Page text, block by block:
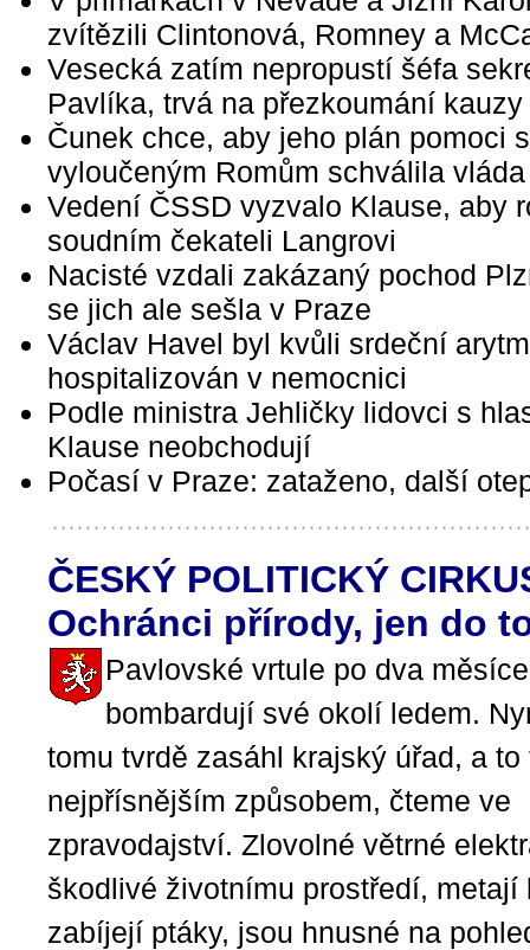
zvítězili Clintonová, Romney a
Vesecká zatím nepropustí šéfa
Pavlíka, trvá na přezkoumání kauzy
Čunek chce, aby jeho plán pomoci
vyloučeným Romům schválila vláda
Vedení ČSSD vyzvalo Klause, aby
soudním čekateli Langrovi
Nacisté vzdali zakázaný pochod
se jich ale sešla v Praze
Václav Havel byl kvůli srdeční
hospitalizován v nemocnici
Podle ministra Jehličky lidovci s
Klause neobchodují
Počasí v Praze: zataženo, další
ČESKÝ POLITICKÝ
Ochránci přírody, jen do
Pavlovské vrtule po dva měsíce
bombardují své okolí ledem.
tomu tvrdě zasáhl krajský úřad, a to
nejpřísnějším způsobem, čteme ve
zpravodajství. Zlovolné větrné
škodlivé životnímu prostředí, metají
zabíjejí ptáky, jsou hnusné na